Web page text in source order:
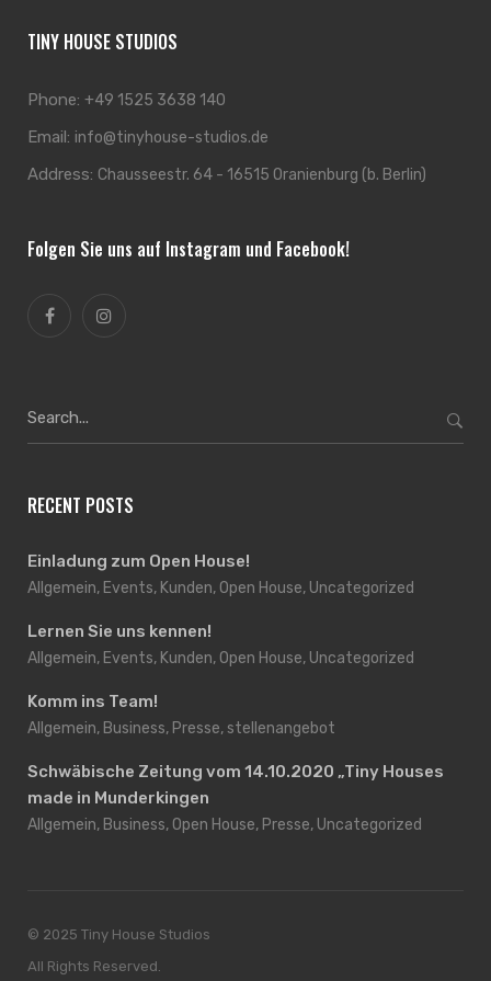
TINY HOUSE STUDIOS
Phone: +49 1525 3638 140
Email: info@tinyhouse-studios.de
Address: Chausseestr. 64 - 16515 Oranienburg (b. Berlin)
Folgen Sie uns auf Instagram und Facebook!
RECENT POSTS
Einladung zum Open House!
Allgemein, Events, Kunden, Open House, Uncategorized
Lernen Sie uns kennen!
Allgemein, Events, Kunden, Open House, Uncategorized
Komm ins Team!
Allgemein, Business, Presse, stellenangebot
Schwäbische Zeitung vom 14.10.2020 „Tiny Houses
made in Munderkingen
Allgemein, Business, Open House, Presse, Uncategorized
© 2025 Tiny House Studios
All Rights Reserved.